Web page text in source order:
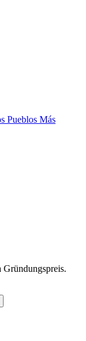
Pueblos Más
Gründungspreis.